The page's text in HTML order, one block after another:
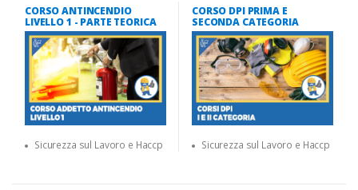
CORSO ANTINCENDIO
LIVELLO 1 - PARTE TEORICA
Sicurezza sul Lavoro e Haccp
CORSO DPI PRIMA E
SECONDA CATEGORIA
Sicurezza sul Lavoro e Haccp